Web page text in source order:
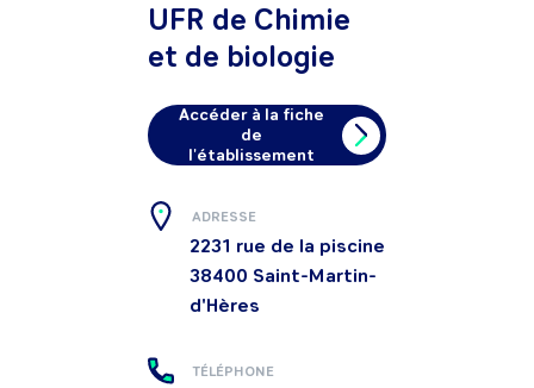
UFR de Chimie
et de biologie
Accéder à la fiche
de
l'établissement
ADRESSE
2231 rue de la piscine
38400 Saint-Martin-
d'Hères
TÉLÉPHONE